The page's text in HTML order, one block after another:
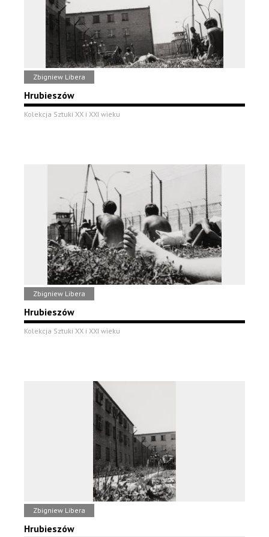
Zbigniew Libera
Hrubieszów
Kolekcja Sztuki XX i XXI wieku
Zbigniew Libera
Hrubieszów
Kolekcja Sztuki XX i XXI wieku
Zbigniew Libera
Hrubieszów